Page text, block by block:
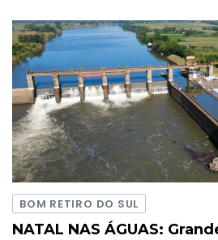
BOM RETIRO DO SUL
NATAL NAS ÁGUAS: